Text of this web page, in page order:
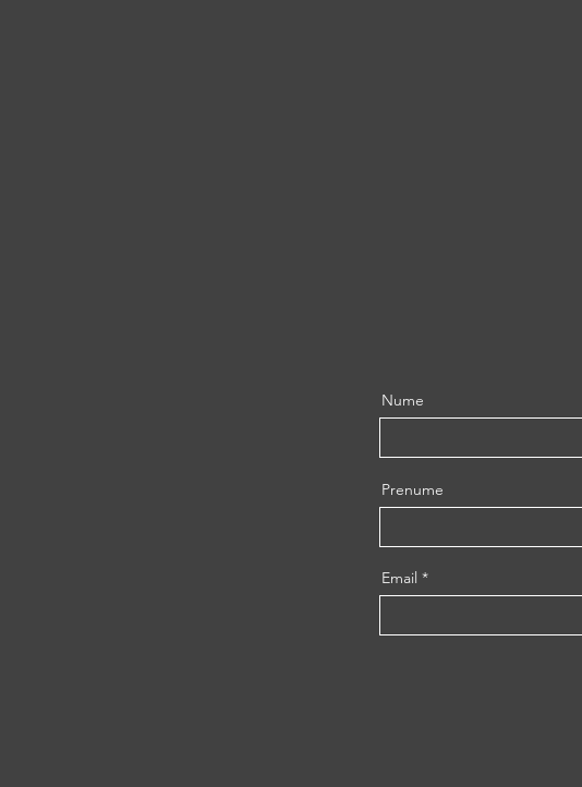
Nume
Prenume
Email